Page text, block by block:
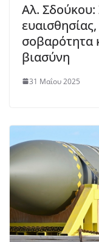
Αλ. Σδούκου:
σοβαρότητα
βιασύνη
31 Μαΐου 2025